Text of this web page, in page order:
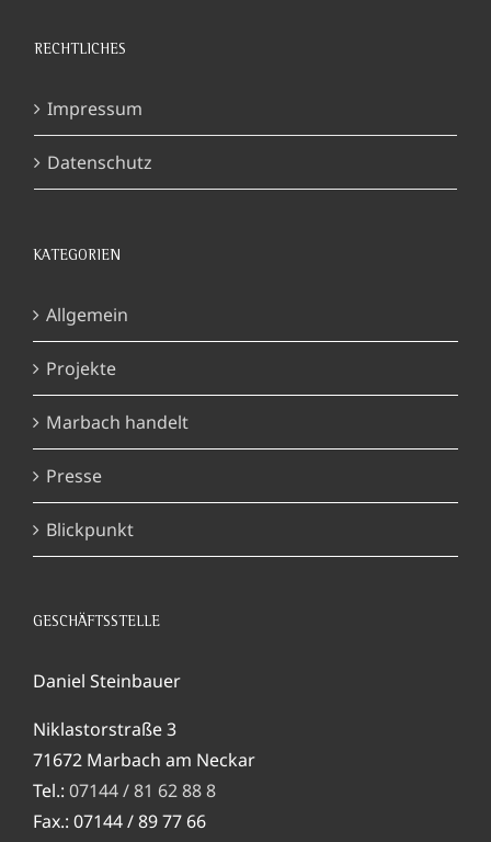
RECHTLICHES
Impressum
Datenschutz
KATEGORIEN
Allgemein
Projekte
Marbach handelt
Presse
Blickpunkt
GESCHÄFTSSTELLE
Daniel Steinbauer
Niklastorstraße 3
71672 Marbach am Neckar
Tel.: 07144 / 81 62 88 8
Fax.: 07144 / 89 77 66